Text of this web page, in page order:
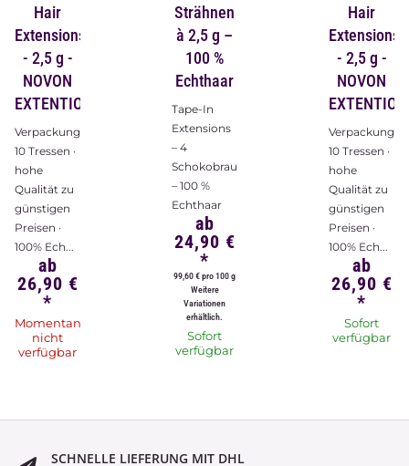
Hair
Extensions
- 2,5 g -
NOVON
EXTENTIONS
Verpackungsinhalt:
10 Tressen ·
hohe
Qualität zu
günstigen
Preisen ·
100% Ech...
ab
26,90 €
*
Momentan
nicht
verfügbar
Strähnen
à 2,5 g –
100 %
Echthaar
Tape-In
Extensions
– 4
Schokobraun
– 100 %
Echthaar
ab
24,90 €
*
99,60 € pro 100 g
Weitere
Variationen
erhältlich.
Sofort
verfügbar
Hair
Extensions
- 2,5 g -
NOVON
10 Tressen ·
hohe
Qualität zu
günstigen
Preisen ·
100% Ech...
ab
26,90 €
*
Sofort
verfügbar
SCHNELLE LIEFERUNG MIT DHL